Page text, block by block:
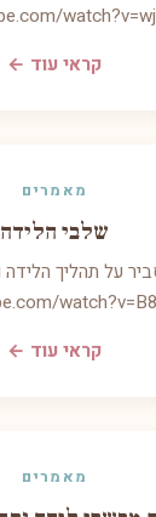
קראי עוד ←
מאמרים
שלבי הלידה
על תהליך
קראי עוד ←
מאמרים